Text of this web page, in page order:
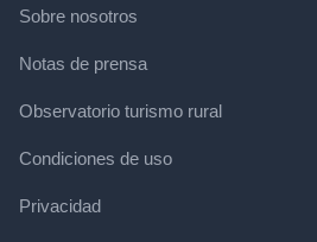
Sobre nosotros
Notas de prensa
Observatorio turismo rural
Condiciones de uso
Privacidad